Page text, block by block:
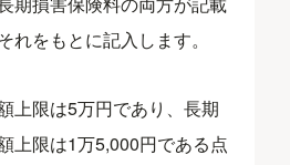
れをもとに記入します。
上限は5万円であり、長期
上限は1万5,000円である点